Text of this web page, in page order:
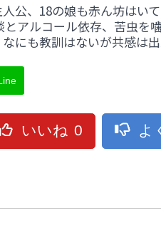
公、18の娘も赤ん坊はい
アルコール依存、苦虫を
にも教訓はないが共感は
いいね 0 よ